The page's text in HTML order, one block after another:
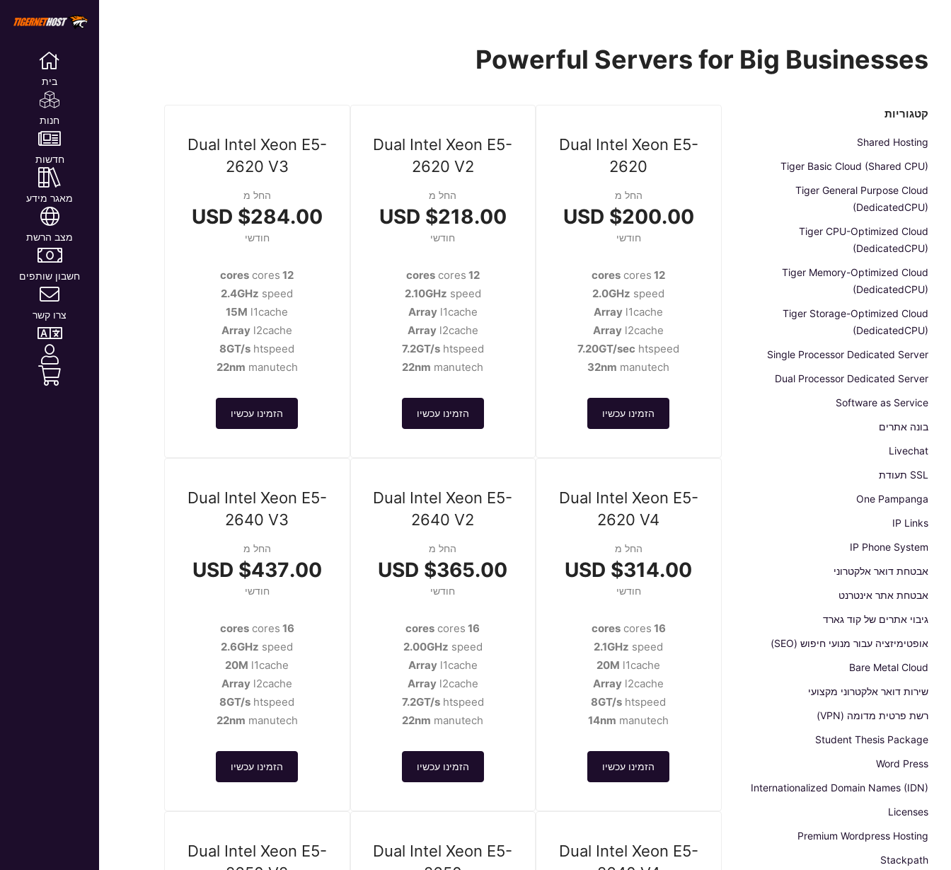
בית
חנות
חדשות
מאגר מידע
מצב הרשת
חשבון שותפים
צרו קשר
Powerful Servers for Big Businesses
קטגוריות
Shared Hosting
Tiger Basic Cloud (Shared CPU)
Tiger General Purpose Cloud
(DedicatedCPU)
Tiger CPU-Optimized Cloud
(DedicatedCPU)
Tiger Memory-Optimized Cloud
(DedicatedCPU)
Tiger Storage-Optimized Cloud
(DedicatedCPU)
Single Processor Dedicated Server
Dual Processor Dedicated Server
Software as Service
בונה אתרים
Livechat
SSL תעודת
One Pampanga
IP Links
IP Phone System
אבטחת דואר אלקטרוני
אבטחת אתר אינטרנט
גיבוי אתרים של קוד גארד
אופטימיזציה עבור מנועי חיפוש (SEO)
Bare Metal Cloud
שירות דואר אלקטרוני מקצועי
רשת פרטית מדומה (VPN)
Student Thesis Package
Word Press
Internationalized Domain Names (IDN)
Licenses
Premium Wordpress Hosting
Stackpath
Dual Intel Xeon E5-
2620
החל מ
$200.00 USD
חודשי
12 cores
cores
2.0GHz speed
Array l1cache
Array l2cache
7.20GT/sec htspeed
32nm manutech
הזמינו עכשיו
Dual Intel Xeon E5-
2620 V2
החל מ
$218.00 USD
חודשי
12 cores
cores
2.10GHz speed
Arrayl1cache
Arrayl2cache
7.2GT/shtspeed
22nm manutech
הזמינו עכשיו
Dual Intel Xeon E5-
2620 V3
החל מ
$284.00 USD
חודשי
12 cores
cores
2.4GHz speed
15M l1cache
Array l2cache
8GT/s htspeed
22nm manutech
הזמינו עכשיו
Dual Intel Xeon E5-
2620 V4
החל מ
$314.00 USD
חודשי
16 cores
cores
2.1GHz speed
20M l1cache
Array l2cache
8GT/s htspeed
14nm manutech
הזמינו עכשיו
Dual Intel Xeon E5-
2640 V2
החל מ
$365.00 USD
חודשי
16 cores
cores
2.00GHz speed
Arrayl1cache
Arrayl2cache
7.2GT/shtspeed
22nm manutech
הזמינו עכשיו
Dual Intel Xeon E5-
2640 V3
החל מ
$437.00 USD
חודשי
16 cores
cores
2.6GHz speed
20M l1cache
Array l2cache
8GT/s htspeed
22nm manutech
הזמינו עכשיו
Dual Intel Xeon E5-
Dual Intel Xeon E5-
Dual Intel Xeon E5-